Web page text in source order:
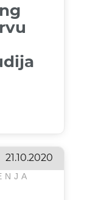
21.10.2020